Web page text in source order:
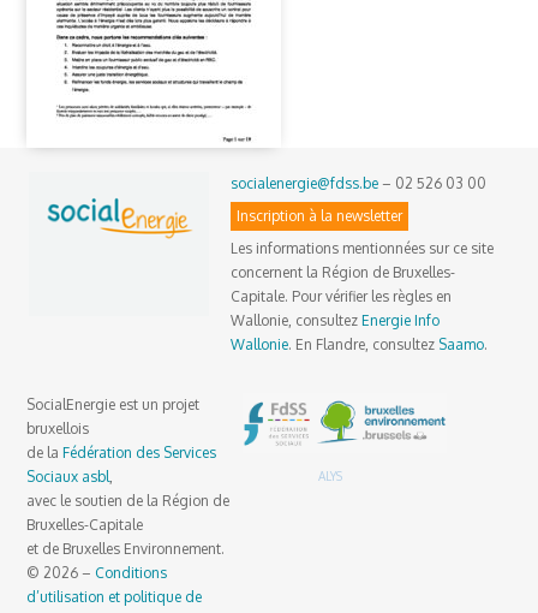
socialenergie@fdss.be – 02 526 03 00
Inscription à la newsletter
Les informations mentionnées sur ce site
concernent la Région de Bruxelles-
Capitale. Pour vérifier les règles en
Wallonie, consultezEnergie Info
Wallonie. En Flandre, consultez Saamo.
SocialEnergie est un projet
bruxellois
de laFédération des Services
Sociaux asbl
avec le soutien de la Région de
Bruxelles-Capitale
et de Bruxelles Environnement.
© 2026 – Conditions
d’utilisation et politique de
ALYS